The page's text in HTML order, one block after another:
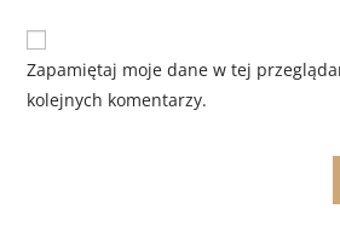
Zapamiętaj moje dane w tej
kolejnych komentarzy.